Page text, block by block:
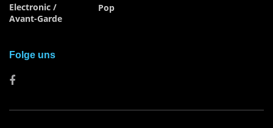
Electronic /
Avant-Garde
Pop
Folge uns